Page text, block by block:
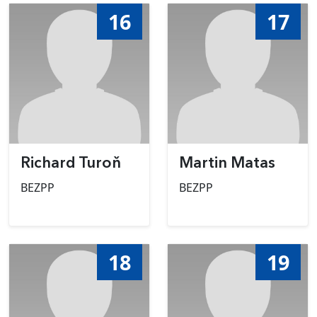
16
Richard Turoň
BEZPP
17
Martin Matas
BEZPP
18 19